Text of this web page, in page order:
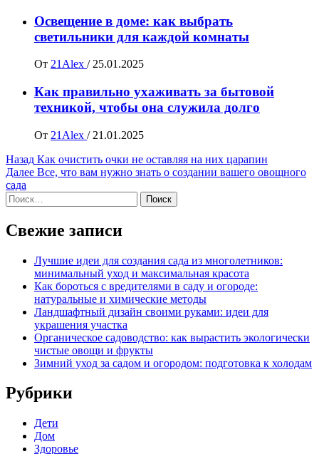
Освещение в доме: как выбрать
светильники для каждой комнаты
От 21Alex / 25.01.2025
Как правильно ухаживать за бытовой
техникой, чтобы она служила долго
От 21Alex / 21.01.2025
Навигация
записи
Назад Как очистить очки не оставляя на них царапин
Далее Все, что вам нужно знать о создании вашего овощного
сада
Найти:
Свежие записи
Лучшие идеи для создания сада из многолетников:
минимальный уход и максимальная красота
Как бороться с вредителями в саду и огороде:
натуральные и химические методы
Ландшафтный дизайн своими руками: идеи для
украшения участка
Органическое садоводство: как вырастить экологически
чистые овощи и фрукты
Зимний уход за садом и огородом: подготовка к холодам
Рубрики
Дети
Дом
Здоровье